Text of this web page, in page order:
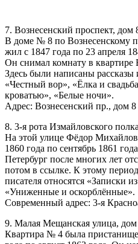
7. Вознесенский проспект, дом
В доме № 8 по Вознесенскому
жил с 1847 года по 23 апреля
Он снимал комнату в квартире
Здесь были написаны рассказы
«Честный вор», «Ёлка и
кроватью», «Белые ночи».
Адрес: Вознесенский пр., дом 8
8. 3-я рота Измайловского
На этой улице Фёдор
1860 года по сентябрь 1861
Петербург после многих лет
потом в ссылке. К этому
писателя относятся «Записки
«Униженные и оскорблённые».
Современный адрес: 3-я
9. Малая Мещанская улица,
Квартира № 4 была